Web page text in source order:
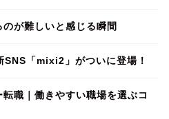
が難しいと感じる瞬間
「mixi2」がついに登場！
職｜働きやすい職場を選ぶコ